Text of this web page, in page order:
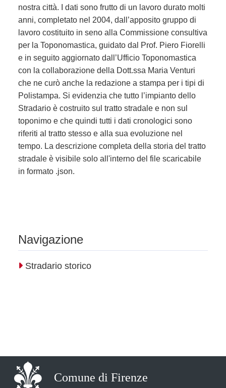
nostra città. I dati sono frutto di un lavoro durato molti
anni, completato nel 2004, dall’apposito gruppo di
lavoro costituito in seno alla Commissione consultiva
per la Toponomastica, guidato dal Prof. Piero Fiorelli
e in seguito aggiornato dall’Ufficio Toponomastica
con la collaborazione della Dott.ssa Maria Venturi
che ne curò anche la redazione a stampa per i tipi di
Polistampa. Si evidenzia che tutto l’impianto dello
Stradario è costruito sul tratto stradale e non sul
toponimo e che quindi tutti i dati cronologici sono
riferiti al tratto stesso e alla sua evoluzione nel
tempo. La descrizione completa della storia del tratto
stradale è visibile solo all'interno del file scaricabile
in formato .json.
Navigazione
Stradario storico
Comune di Firenze